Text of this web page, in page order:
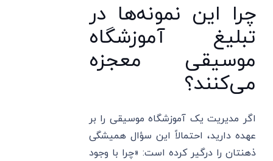
چرا این نمونه‌ها در
تبلیغ آموزشگاه
موسیقی معجزه
می‌کنند؟
اگر مدیریت یک آموزشگاه موسیقی را بر
عهده دارید، احتمالاً این سؤال همیشگی
ذهنتان را درگیر کرده است: «چرا با وجود